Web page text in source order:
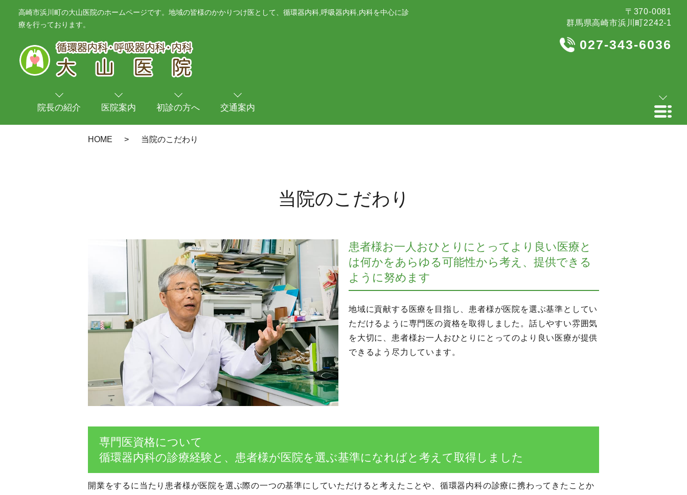
高崎市浜川町の大山医院のホームページです。地域の皆様のかかりつけ医として、循環器内科,呼吸器内科,内科を中心に診
療を行っております。
院長の紹介 医院案内 初診の方へ 交通案内
〒370-0081
群馬県高崎市浜川町2242-1
027-343-6036
HOME 当院のこだわり
当院のこだわり
患者様お一人おひとりにとってより良い医療と
は何かをあらゆる可能性から考え、提供できる
ように努めます
地域に貢献する医療を目指し、患者様が医院を選ぶ基準としてい
ただけるように専門医の資格を取得しました。話しやすい雰囲気
を大切に、患者様お一人おひとりにとってのより良い医療が提供
できるよう尽力しています。
専門医資格について
循環器内科の診療経験と、患者様が医院を選ぶ基準になればと考えて取得しました
開業をするに当たり患者様が医院を選ぶ際の一つの基準にしていただけると考えたことや、循環器内科の診療に携わってきたことか